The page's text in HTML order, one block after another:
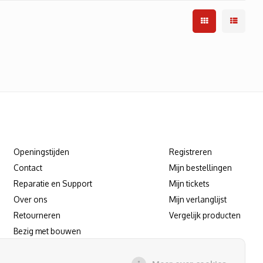
Openingstijden
Contact
Reparatie en Support
Over ons
Retourneren
Bezig met bouwen
Registreren
Mijn bestellingen
Mijn tickets
Mijn verlanglijst
Vergelijk producten